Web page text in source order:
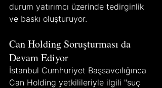
durum yatırımcı üzerinde tedirginlik
ve baskı oluşturuyor.
Can Holding Soruşturması da
Devam Ediyor
İstanbul Cumhuriyet Başsavcılığınca
Can Holding yetkilileriyle ilgili "suç